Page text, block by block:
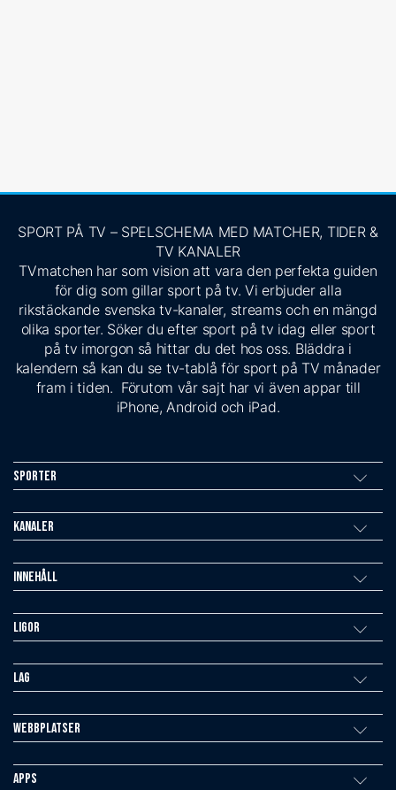
SPORT PÅ TV – SPELSCHEMA MED MATCHER, TIDER &
TV KANALER
TVmatchen har som vision att vara den perfekta guiden
för dig som gillar sport på tv. Vi erbjuder alla
rikstäckande svenska tv-kanaler, streams och en mängd
olika sporter. Söker du efter sport på tv idag eller sport
på tv imorgon så hittar du det hos oss. Bläddra i
kalendern så kan du se tv-tablå för sport på TV månader
fram i tiden. Förutom vår sajt har vi även appar till
iPhone, Android och iPad.
Sporter
Kanaler
Innehåll
Ligor
Lag
Webbplatser
Apps